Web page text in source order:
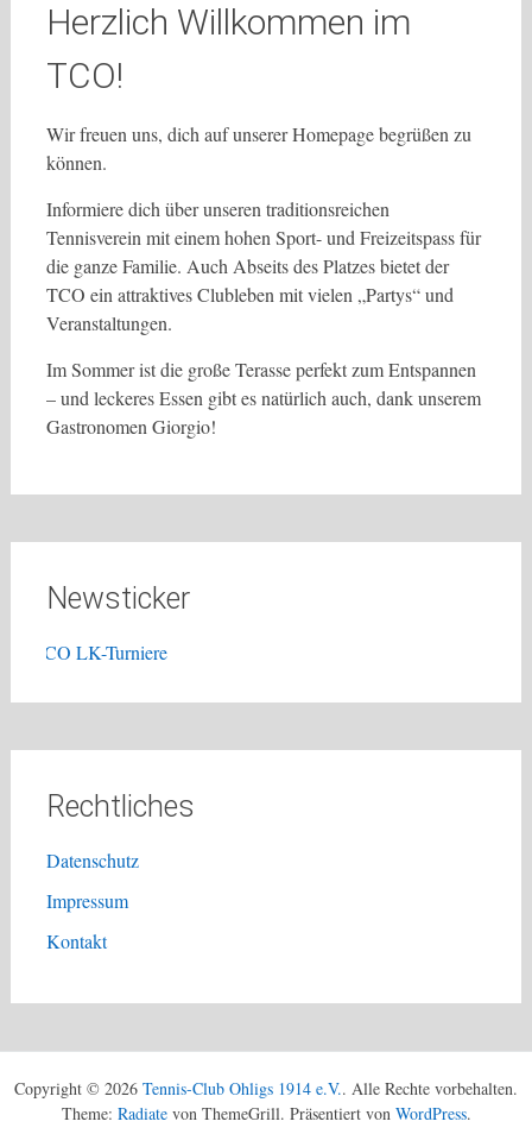
Herzlich Willkommen im
TCO!
Wir freuen uns, dich auf unserer Homepage begrüßen zu
können.
Informiere dich über unseren traditionsreichen
Tennisverein mit einem hohen Sport- und Freizeitspass für
die ganze Familie. Auch Abseits des Platzes bietet der
TCO ein attraktives Clubleben mit vielen „Partys“ und
Veranstaltungen.
Im Sommer ist die große Terasse perfekt zum Entspannen
– und leckeres Essen gibt es natürlich auch, dank unserem
Gastronomen Giorgio!
Newsticker
TCO LK-Turniere
Rechtliches
Datenschutz
Impressum
Kontakt
Copyright © 2026 Tennis-Club Ohligs 1914 e.V.. Alle Rechte vorbehalten.
Theme: Radiatevon ThemeGrill. Präsentiert von WordPress.